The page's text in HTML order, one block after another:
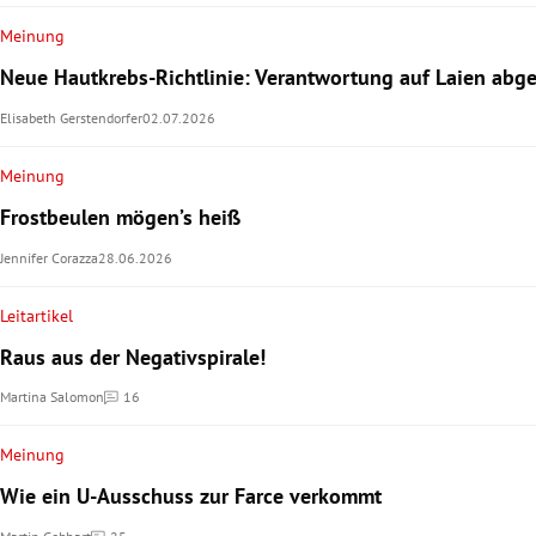
Meinung
Neue Hautkrebs-Richtlinie: Verantwortung auf Laien
Elisabeth Gerstendorfer02.07.2026
Meinung
Frostbeulen mögen’s heiß
Jennifer Corazza28.06.2026
Leitartikel
Raus aus der Negativspirale!
Martina Salomon 16
Kommentare
Meinung
Wie ein U-Ausschuss zur Farce verkommt